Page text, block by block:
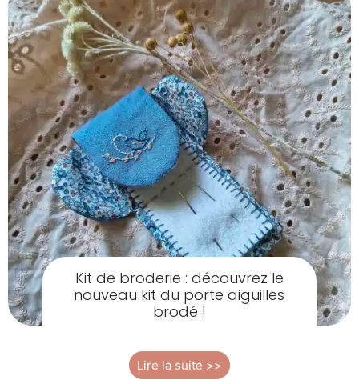
Kit de broderie : découvrez le
nouveau kit du porte aiguilles
brodé !
Lire la suite >>